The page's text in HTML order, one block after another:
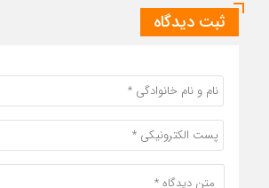
ثبت دیدگاه